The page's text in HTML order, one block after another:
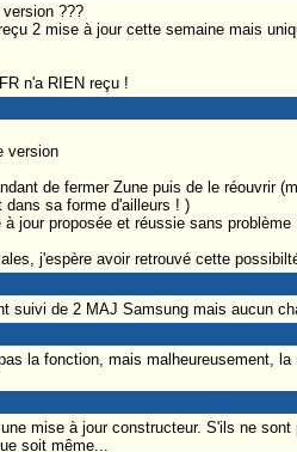
???
2 mise à jour cette semaine mais
n'a RIEN reçu !
version
de fermer Zune puis de le réouvrir
sa forme d'ailleurs ! )
jour proposée et réussie sans problème
j'espère avoir retrouvé cette
suivi de 2 MAJ Samsung mais aucun
la fonction, mais malheureusement,
mise à jour constructeur. S'ils ne sont
soit même...